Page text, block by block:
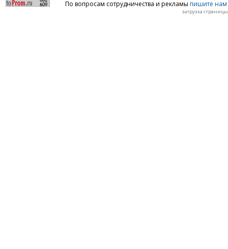
По вопросам сотрудничества и рекламы пишите нам
загрузка